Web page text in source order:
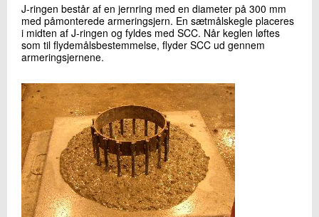
J-ringen består af en jernring med en diameter på 300 mm
med påmonterede armeringsjern. En sætmålskegle placeres
i midten af J-ringen og fyldes med SCC. Når keglen løftes
som til flydemålsbestemmelse, flyder SCC ud gennem
armeringsjernene.